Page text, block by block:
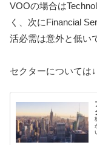
VOOの場合は
く、次にFinancial
活必需は意外と低い
セクターについては